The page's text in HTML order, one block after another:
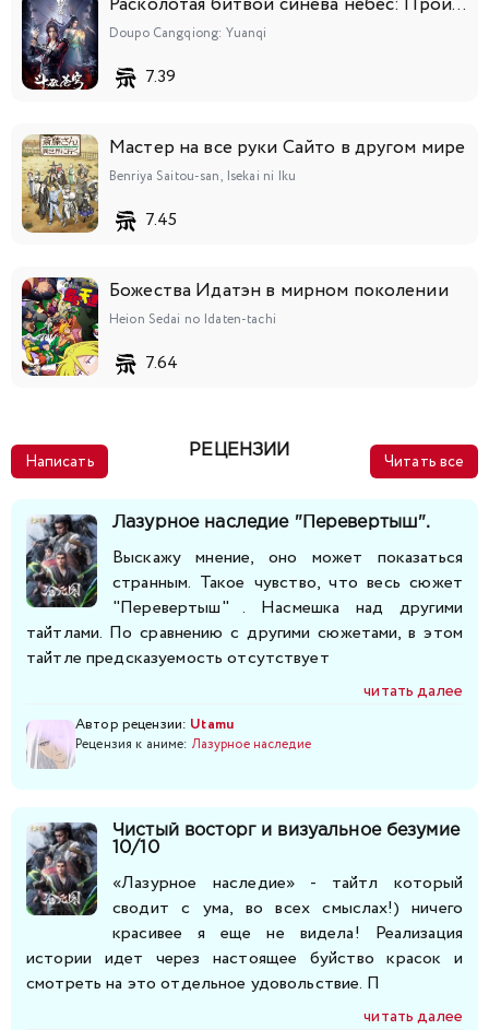
Doupo Cangqiong: Yuanqi
7.39
Мастер на все руки Сайто в другом мире
Benriya Saitou-san, Isekai ni Iku
7.45
Божества Идатэн в мирном поколении
Heion Sedai no Idaten-tachi
7.64
Написать
РЕЦЕНЗИИ
Читать все
Лазурное наследие "Перевертыш".
Выскажу мнение, оно может показаться
странным. Такое чувство, что весь сюжет
"Перевертыш" . Насмешка над другими
тайтлами. По сравнению с другими сюжетами, в этом
тайтле предсказуемость отсутствует
читать далее
Автор рецензии: Utamu
Рецензия к аниме: Лазурное наследие
Чистый восторг и визуальное безумие
10/10
«Лазурное наследие» - тайтл который
сводит с ума, во всех смыслах!) ничего
красивее я еще не видела! Реализация
истории идет через настоящее буйство красок и
смотреть на это отдельное удовольствие. П
читать далее